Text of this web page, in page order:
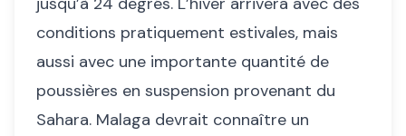
conditions pratiquement estivales, mais
aussi avec une importante quantité de
poussières en suspension provenant du
Sahara. Malaga devrait connaître un